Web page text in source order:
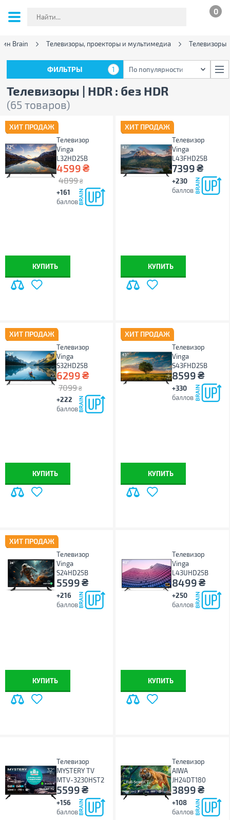
0
Brain Телевизоры, проекторы и мультимедиа Телевизоры
Телевизоры | HDR : без HDR
(65 товаров)
ФИЛЬТРЫ 1 По популярности
ХИТ ПРОДАЖ
Телевизор
Vinga
L32HD25B
4599₴
4899 ₴
+161
баллов
КУПИТЬ
ХИТ ПРОДАЖ
Телевизор
Vinga
L43FHD25B
7399₴
+230
баллов
КУПИТЬ
ХИТ ПРОДАЖ
Телевизор
Vinga
S32HD25B
6299₴
7099 ₴
+222
баллов
КУПИТЬ
ХИТ ПРОДАЖ
Телевизор
Vinga
S43FHD25B
8599₴
+330
баллов
КУПИТЬ
ХИТ ПРОДАЖ
Телевизор
Vinga
S24HD25B
5599₴
+216
баллов
КУПИТЬ
Телевизор
Vinga
L43UHD25B
8499₴
+250
баллов
КУПИТЬ
Телевизор
MYSTERY TV
MTV-3230HST2
5599₴
+156
баллов
Телевизор
AIWA
JH24DT180
3899₴
+108
баллов
ФИЛЬТРЫ 1 По популярности